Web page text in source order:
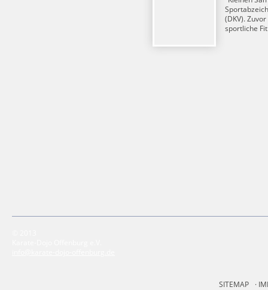
(DKV).
sportliche
SITEMAP